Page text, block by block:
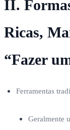
II.
Ricas,
“Fazer
Ferramentas
Geralmente